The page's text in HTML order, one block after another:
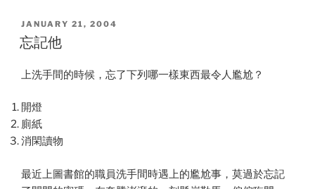
POSTED
ON
JANUARY 21, 2004
忘記他
上洗手間的時候，忘了下列哪一樣東西最令人尷尬？
開燈
廁紙
消閑讀物
最近上圖書館的職員洗手間時遇上的尷尬事，莫過於忘記